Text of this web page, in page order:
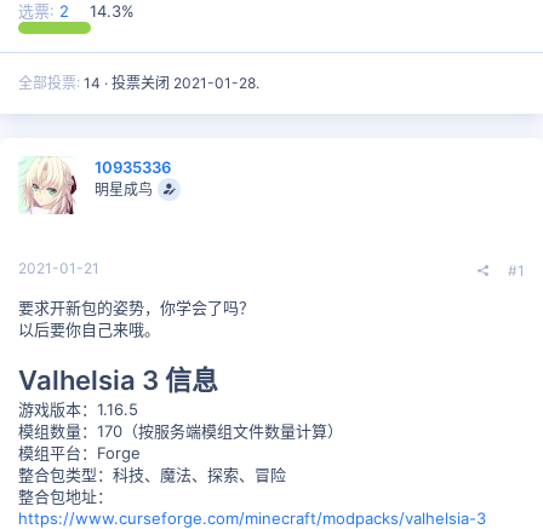
选票: 2 14.3%
全部投票 14 投票关闭 2021-01-28.
10935336
明星成鸟
2021-01-21 #1
要求开新包的姿势，你学会了吗？
以后要你自己来哦。
Valhelsia 3 信息
游戏版本：1.16.5
模组数量：170（按服务端模组文件数量计算）
模组平台：Forge
整合包类型：科技、魔法、探索、冒险
整合包地址：
https://www.curseforge.com/minecraft/modpacks/valhelsia-3